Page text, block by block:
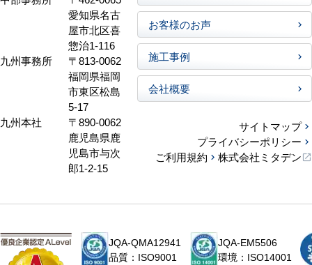
愛知県名古
屋市北区喜
惣治1-116
九州事務所
〒813-0062
福岡県福岡
市東区松島
5-17
九州本社
〒890-0062
鹿児島県鹿
児島市与次
郎1-2-15
お客様のお声
施工事例
会社概要
サイトマップ
プライバシーポリシー
ご利用規約
株式会社ミタデン
JQA-QMA12941
品質：ISO9001
JQA-EM5506
環境：ISO14001